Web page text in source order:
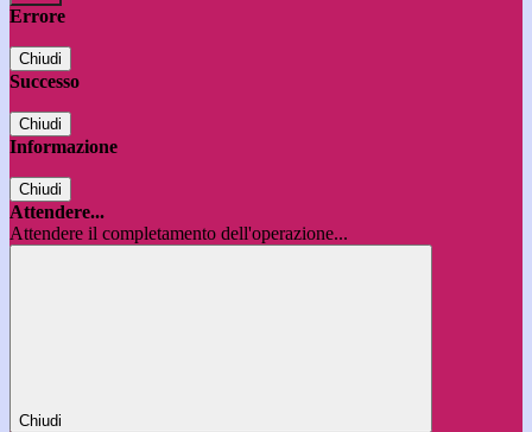
Errore
Chiudi
Successo
Chiudi
Informazione
Chiudi
Attendere...
Attendere il completamento dell'operazione...
Chiudi